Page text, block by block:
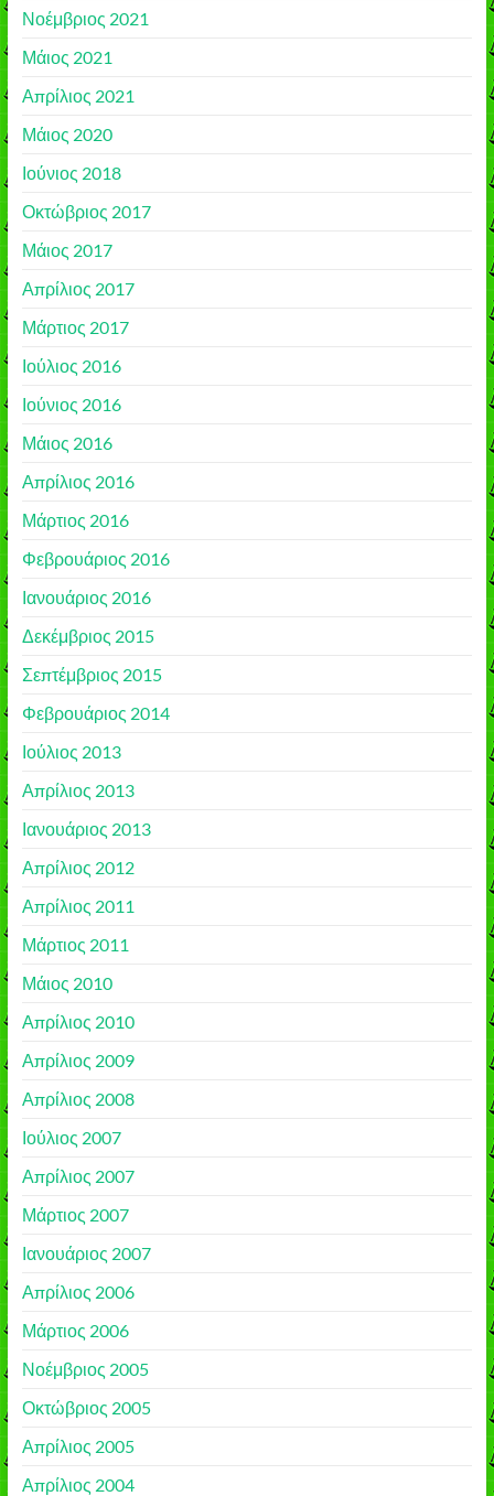
Νοέμβριος 2021
Μάιος 2021
Απρίλιος 2021
Μάιος 2020
Ιούνιος 2018
Οκτώβριος 2017
Μάιος 2017
Απρίλιος 2017
Μάρτιος 2017
Ιούλιος 2016
Ιούνιος 2016
Μάιος 2016
Απρίλιος 2016
Μάρτιος 2016
Φεβρουάριος 2016
Ιανουάριος 2016
Δεκέμβριος 2015
Σεπτέμβριος 2015
Φεβρουάριος 2014
Ιούλιος 2013
Απρίλιος 2013
Ιανουάριος 2013
Απρίλιος 2012
Απρίλιος 2011
Μάρτιος 2011
Μάιος 2010
Απρίλιος 2010
Απρίλιος 2009
Απρίλιος 2008
Ιούλιος 2007
Απρίλιος 2007
Μάρτιος 2007
Ιανουάριος 2007
Απρίλιος 2006
Μάρτιος 2006
Νοέμβριος 2005
Οκτώβριος 2005
Απρίλιος 2005
Απρίλιος 2004